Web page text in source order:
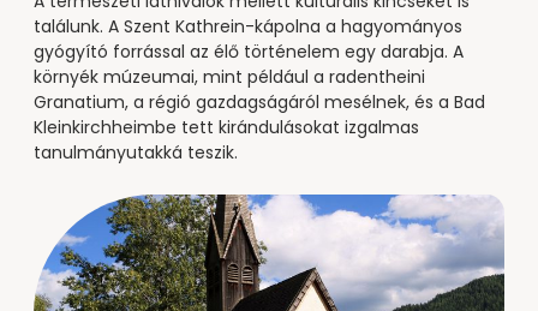
--
találunk. A Szent Kathrein-kápolna a hagyományos
gyógyító forrással az élő történelem egy darabja. A
környék múzeumai, mint például a radentheini
Granatium, a régió gazdagságáról mesélnek, és a Bad
Kleinkirchheimbe tett kirándulásokat izgalmas
tanulmányutakká teszik.